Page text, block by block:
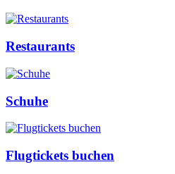
Restaurants
Schuhe
Flugtickets buchen